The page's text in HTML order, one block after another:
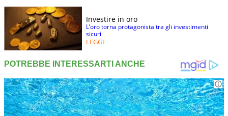
Investire in oro
L’oro torna protagonista tra gli investimenti
sicuri
LEGGI